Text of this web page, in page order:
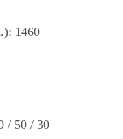
1460
/ 50 / 30